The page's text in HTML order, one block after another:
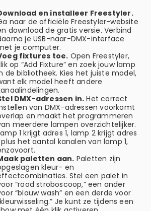
en installeer Freestyler.
naar de officiële Freestyler-website
download de gratis versie. Verbind
je USB-naar-DMX-interface
je computer.
fixtures toe. Open Freestyler,
op “Add Fixture” en zoek jouw lamp
de bibliotheek. Kies het juiste model,
elk model heeft andere
DMX-adressen in. Het correct
van DMX-adressen voorkomt
en maakt het programmeren
meerdere lampen overzichtelijker.
1 krijgt adres 1, lamp 2 krijgt adres
plus het aantal kanalen van lamp 1,
paletten aan. Paletten zijn
kleur- en
Stel een palet in
“rood stroboscoop,” een ander
“blauw wash” en een derde voor
Je kunt ze tijdens een